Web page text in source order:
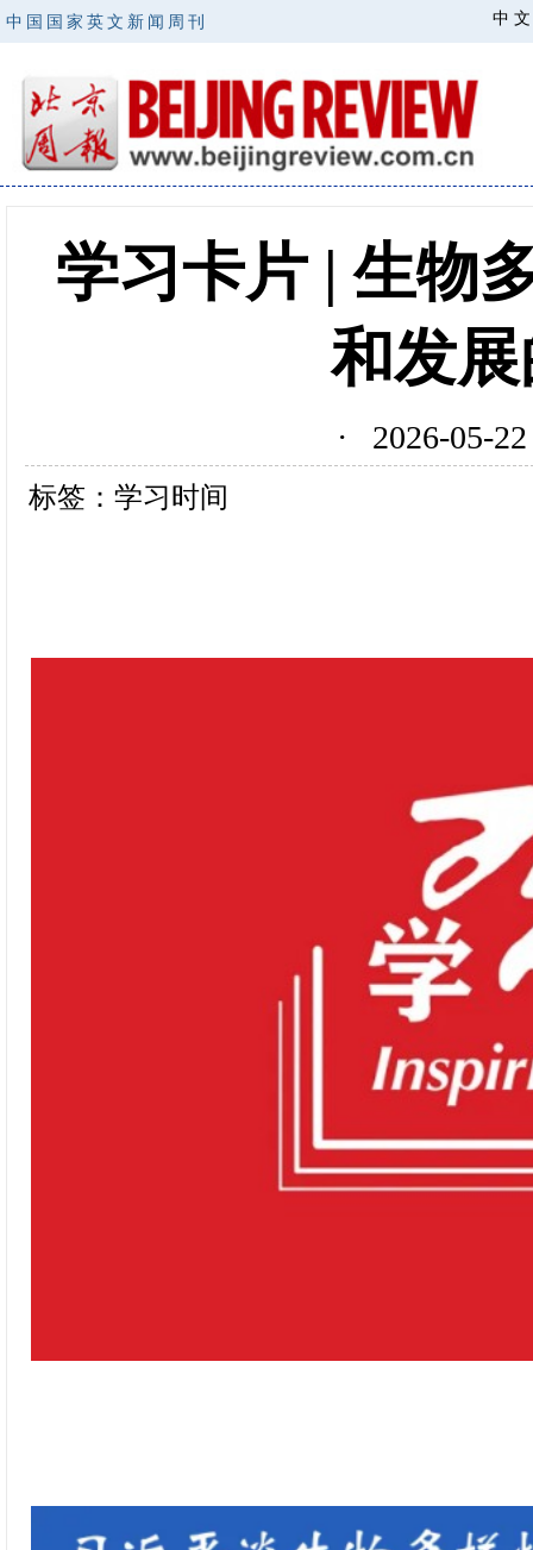
中国国家英文新闻周刊 中 文
学习卡片 | 生物
和发
· 2026-05-
标签：学习时间